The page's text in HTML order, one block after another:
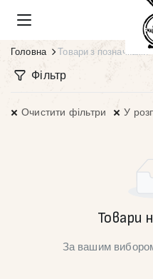
Головна Товари з позначками
Фільтр
Очистити фільтри У
Товари
За вашим